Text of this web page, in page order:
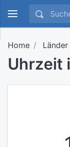
Home Länder
Uhrzeit